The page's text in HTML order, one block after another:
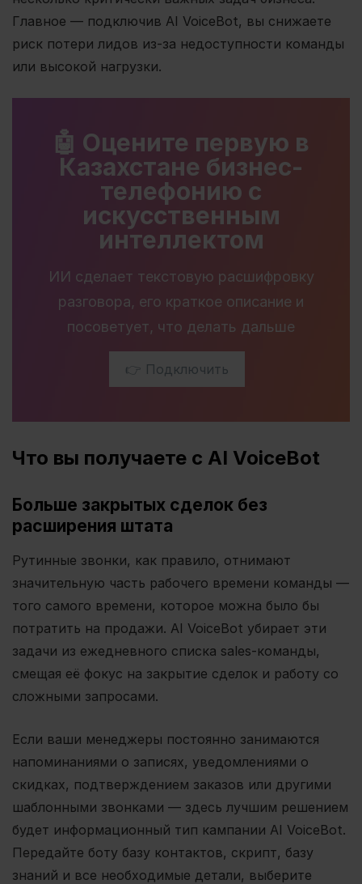
Главное — подключив AI VoiceBot, вы снижаете
риск потери лидов из-за недоступности команды
или высокой нагрузки.
🤖 Оцените первую в
Казахстане бизнес-
телефонию с
искусственным
интеллектом
ИИ сделает текстовую расшифровку
разговора, его краткое описание и
посоветует, что делать дальше
👉 Подключить
Что вы получаете с AI VoiceBot
Больше закрытых сделок без
расширения штата
Рутинные звонки, как правило, отнимают
значительную часть рабочего времени команды —
того самого времени, которое можна было бы
потратить на продажи. AI VoiceBot убирает эти
задачи из ежедневного списка sales-команды,
смещая её фокус на закрытие сделок и работу со
сложными запросами.
Если ваши менеджеры постоянно занимаются
напоминаниями о записях, уведомлениями о
скидках, подтверждением заказов или другими
шаблонными звонками — здесь лучшим решением
будет информационный тип кампании AI VoiceBot.
Передайте боту базу контактов, скрипт, базу
знаний и все необходимые детали, выберите